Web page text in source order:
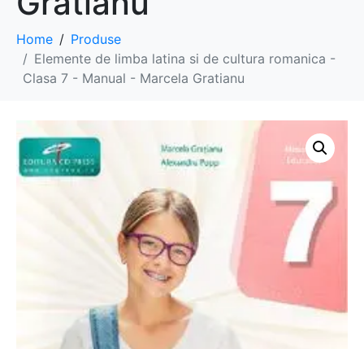
Home
Produse
Elemente de limba latina si de cultura romanica -
Clasa 7 - Manual - Marcela Gratianu